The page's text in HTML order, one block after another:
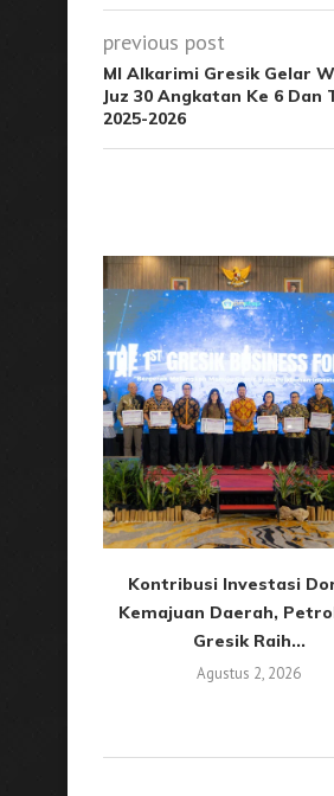
previous post
MI Alkarimi Gresik Gelar
Juz 30 Angkatan Ke 6
2025-2026
Kontribusi Investasi
Kemajuan Daerah,
Gresik Raih...
Agustus 2, 2026